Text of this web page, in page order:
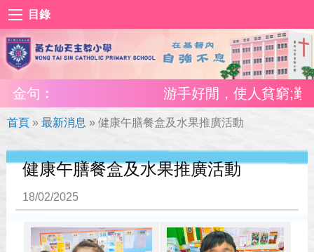
目錄
金句︰ 游手好閒，使人貧窮;勤
首頁 » 最新消息 » 健康午膳餐盒及水果推廣活動
健康午膳餐盒及水果推廣活動
18/02/2025